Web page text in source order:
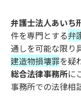
弁護士法人あいち
件を専門とする弁
通しを可能な限り
建造物損壊罪を疑
総合法律事務所に
事務所での法律相